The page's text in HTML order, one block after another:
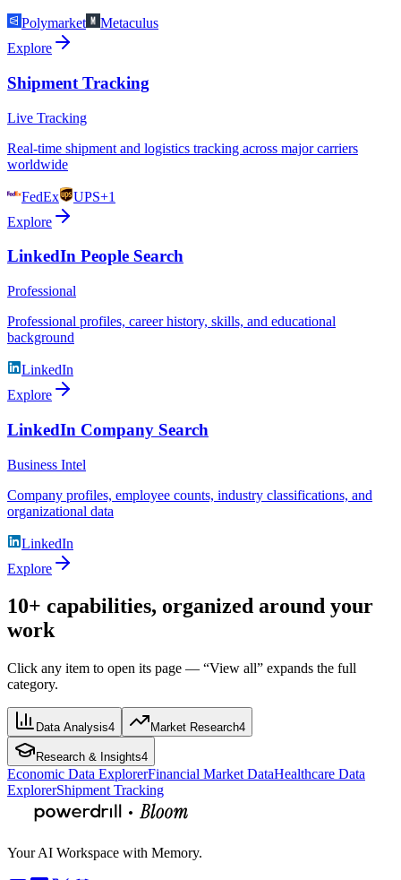
Polymarket
Metaculus
Explore
Shipment Tracking
Live Tracking
Real-time shipment and logistics tracking across major carriers
worldwide
FedEx UPS+1
Explore
LinkedIn People Search
Professional
Professional profiles, career history, skills, and educational
background
LinkedIn
Explore
LinkedIn Company Search
Business Intel
Company profiles, employee counts, industry classifications, and
organizational data
LinkedIn
Explore
10+ capabilities, organized around your
work
Click any item to open its page — “View all” expands the full
category.
Data Analysis4 Market Research4
Research & Insights4
Economic Data ExplorerFinancial Market DataHealthcare Data
ExplorerShipment Tracking
Your AI Workspace with Memory.